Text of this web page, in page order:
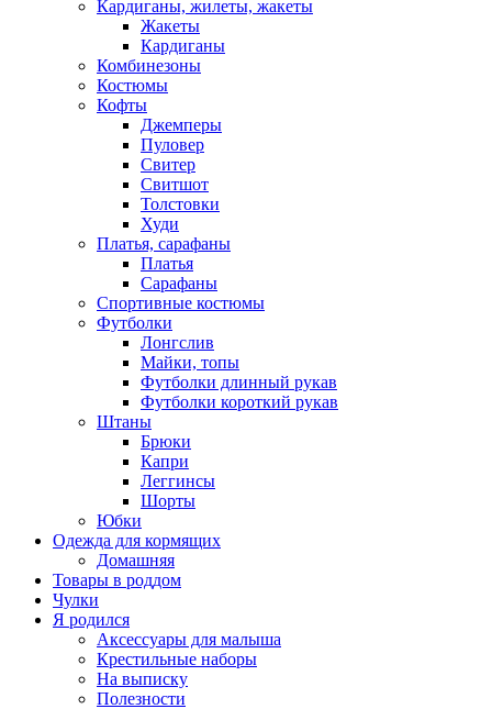
Кардиганы, жилеты, жакеты
Жакеты
Кардиганы
Комбинезоны
Костюмы
Кофты
Джемперы
Пуловер
Свитер
Свитшот
Толстовки
Худи
Платья, сарафаны
Платья
Сарафаны
Спортивные костюмы
Футболки
Лонгслив
Майки, топы
Футболки длинный рукав
Футболки короткий рукав
Штаны
Брюки
Капри
Леггинсы
Шорты
Юбки
Одежда для кормящих
Домашняя
Товары в роддом
Чулки
Я родился
Аксессуары для малыша
Крестильные наборы
На выписку
Полезности